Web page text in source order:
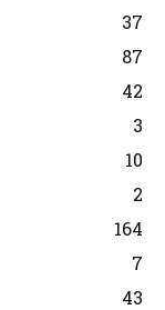
37
87
42
3
10
2
164
7
43